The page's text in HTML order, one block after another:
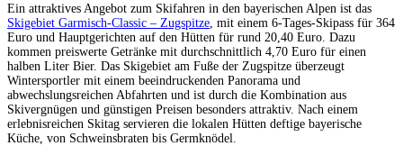
Ein attraktives Angebot zum Skifahren in den bayerischen Alpen ist das
Skigebiet Garmisch-Classic – Zugspitze , mit einem 6-Tages-Skipass für 364
Euro und Hauptgerichten auf den Hütten für rund 20,40 Euro. Dazu
kommen preiswerte Getränke mit durchschnittlich 4,70 Euro für einen
halben Liter Bier. Das Skigebiet am Fuße der Zugspitze überzeugt
Wintersportler mit einem beeindruckenden Panorama und
abwechslungsreichen Abfahrten und ist durch die Kombination aus
Skivergnügen und günstigen Preisen besonders attraktiv. Nach einem
erlebnisreichen Skitag servieren die lokalen Hütten deftige bayerische
Küche, von Schweinsbraten bis Germknödel.